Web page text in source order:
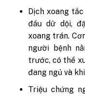
Dịch xoang
đầu dữ dội,
xoang trán.
người bệnh
trước, có thể
đang ngủ và
Triệu chứng